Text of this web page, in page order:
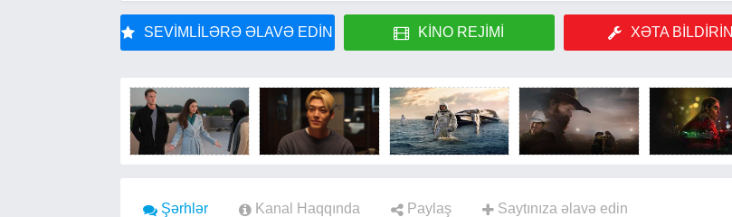
SEVIMLILƏRƏ ƏLAVƏ EDIN KINO REJIMI XƏTA BILDIRIN
Şərhlər Kanal Haqqında Paylaş Saytınıza əlavə edin